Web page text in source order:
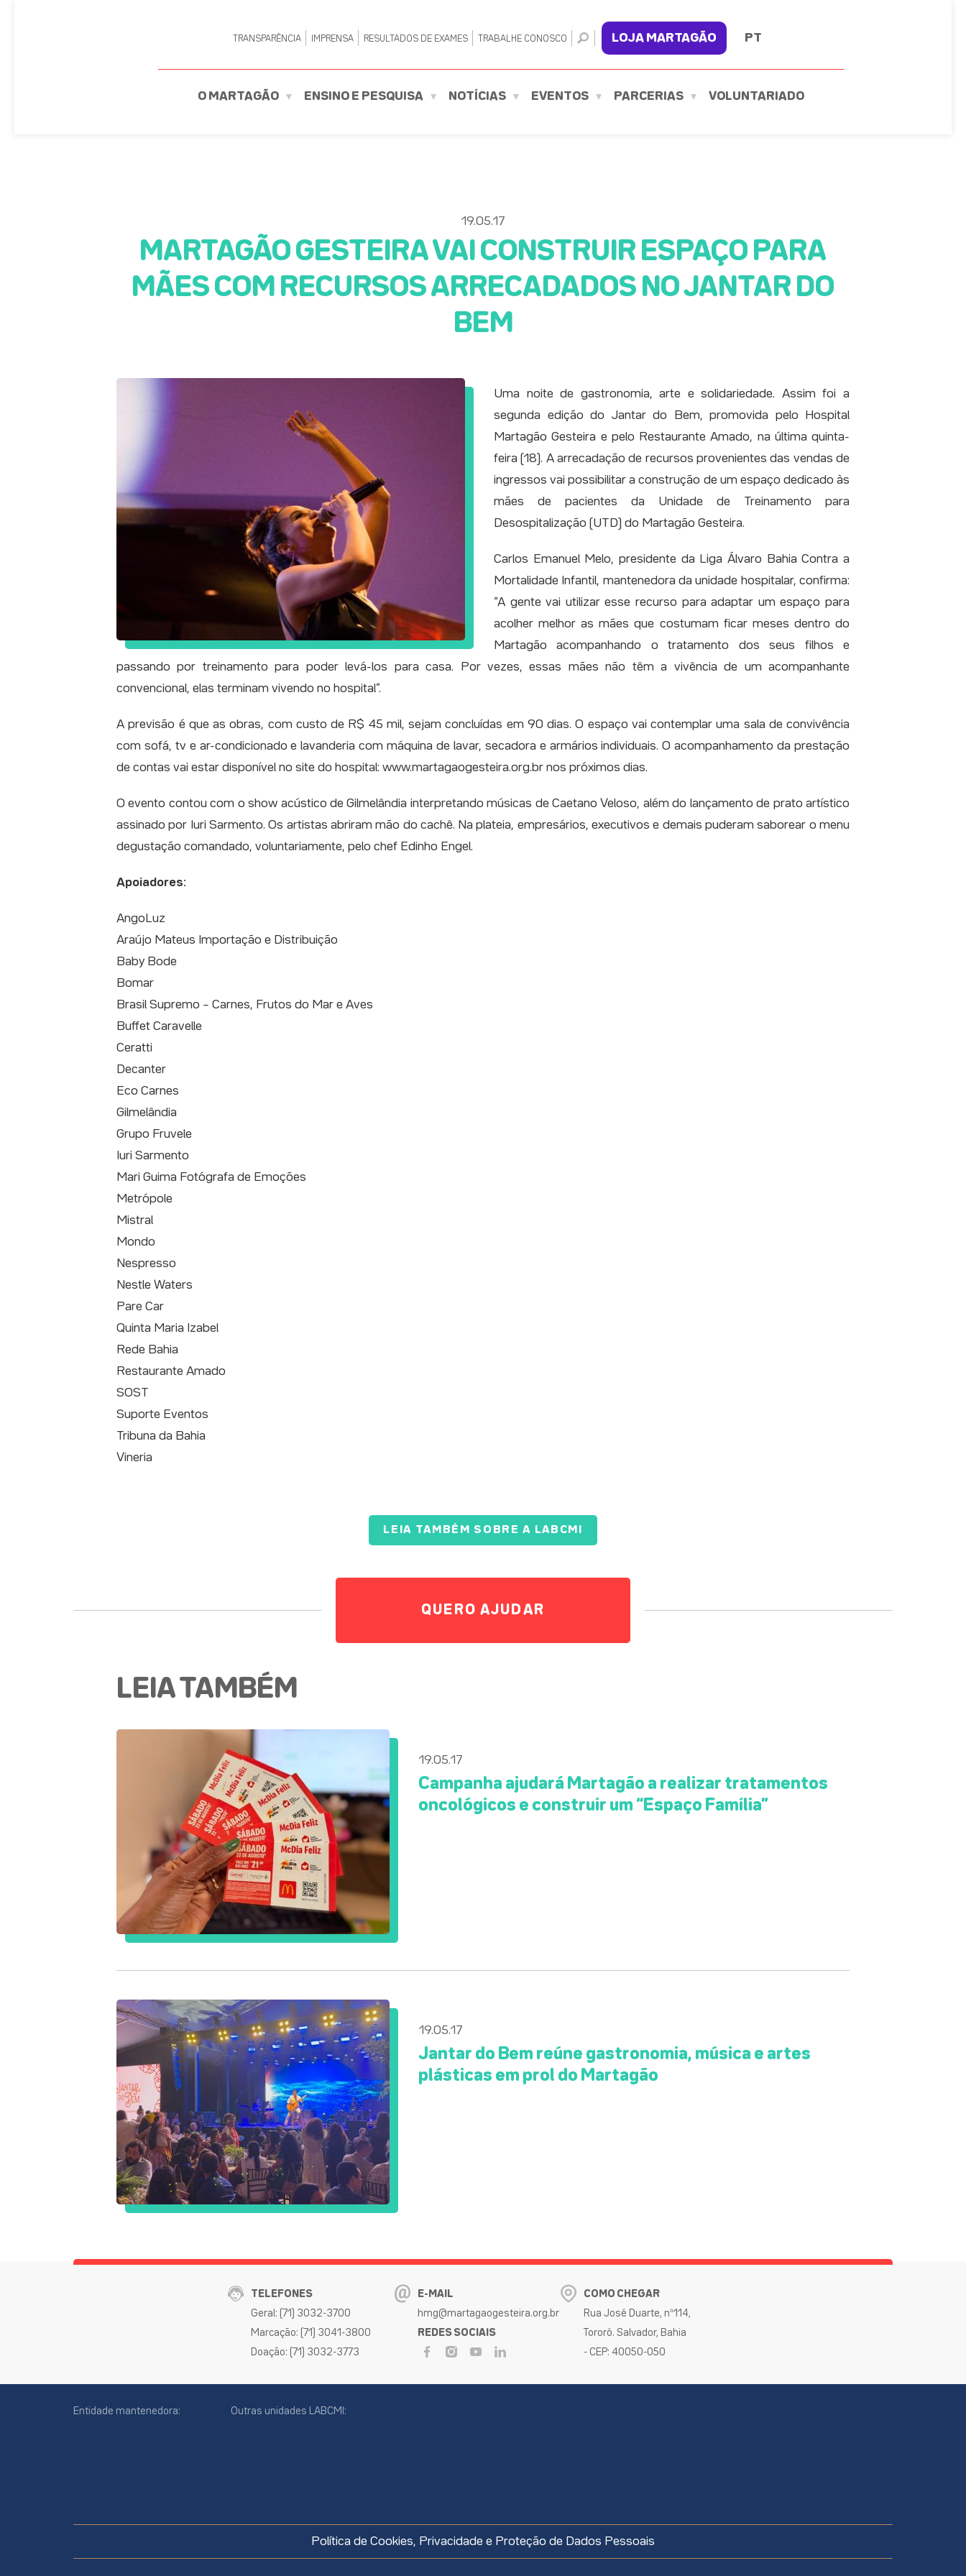
TRANSPARÊNCIA IMPRENSA RESULTADOS DE EXAMES TRABALHE CONOSCO LOJA MARTAGÃO PT
O MARTAGÃO ENSINO E PESQUISA NOTÍCIAS EVENTOS PARCERIAS VOLUNTARIADO
online
cookies
19.05.17
MARTAGÃO GESTEIRA VAI CONSTRUIR ESPAÇO PARA
MÃES COM RECURSOS ARRECADADOS NO JANTAR DO
BEM
Uma noite de gastronomia, arte e solidariedade. Assim foi a
segunda edição do Jantar do Bem, promovida pelo Hospital
Martagão Gesteira e pelo Restaurante Amado, na última quinta-
feira (18). A arrecadação de recursos provenientes das vendas de
ingressos vai possibilitar a construção de um espaço dedicado às
mães de pacientes da Unidade de Treinamento para
Desospitalização (UTD) do Martagão Gesteira.
Carlos Emanuel Melo, presidente da Liga Álvaro Bahia Contra a
Mortalidade Infantil, mantenedora da unidade hospitalar, confirma:
“A gente vai utilizar esse recurso para adaptar um espaço para
acolher melhor as mães que costumam ficar meses dentro do
Martagão acompanhando o tratamento dos seus filhos e
passando por treinamento para poder levá-los para casa. Por vezes, essas mães não têm a vivência de um acompanhante
convencional, elas terminam vivendo no hospital”.
A previsão é que as obras, com custo de R$ 45 mil, sejam concluídas em 90 dias. O espaço vai contemplar uma sala de convivência
com sofá, tv e ar-condicionado e lavanderia com máquina de lavar, secadora e armários individuais. O acompanhamento da prestação
de contas vai estar disponível no site do hospital: www.martagaogesteira.org.br nos próximos dias.
O evento contou com o show acústico de Gilmelândia interpretando músicas de Caetano Veloso, além do lançamento de prato artístico
assinado por Iuri Sarmento. Os artistas abriram mão do cachê. Na plateia, empresários, executivos e demais puderam saborear o menu
degustação comandado, voluntariamente, pelo chef Edinho Engel.
Apoiadores:
AngoLuz
Araújo Mateus Importação e Distribuição
Baby Bode
Bomar
Brasil Supremo – Carnes, Frutos do Mar e Aves
Buffet Caravelle
Ceratti
Decanter
Eco Carnes
Gilmelândia
Grupo Fruvele
Iuri Sarmento
Mari Guima Fotógrafa de Emoções
Metrópole
Mistral
Mondo
Nespresso
Nestle Waters
Pare Car
Quinta Maria Izabel
Rede Bahia
Restaurante Amado
SOST
Suporte Eventos
Tribuna da Bahia
Vineria
LEIA TAMBÉM SOBRE A LABCMI
QUERO AJUDAR
LEIA TAMBÉM
19.05.17
Campanha ajudará Martagão a realizar tratamentos
oncológicos e construir um “Espaço Família”
19.05.17
Jantar do Bem reúne gastronomia, música e artes
plásticas em prol do Martagão
TELEFONES
Geral: (71) 3032-3700
Marcação: (71) 3041-3800
Doação: (71) 3032-3773
E-MAIL
hmg@martagaogesteira.org.br
REDES SOCIAIS
COMO CHEGAR
Rua José Duarte, nº114,
Tororó. Salvador, Bahia
- CEP: 40050-050
Entidade mantenedora: Outras unidades LABCMI:
Política de Cookies, Privacidade e Proteção de Dados Pessoais